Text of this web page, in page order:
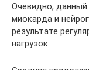
Очевидно,
миокарда и
результате
нагрузок.